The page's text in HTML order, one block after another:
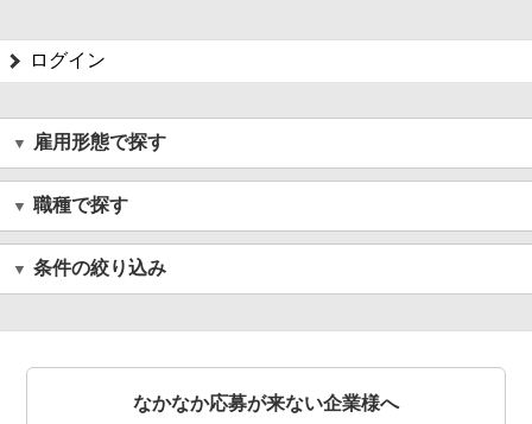
ログイン
雇用形態で探す
職種で探す
条件の絞り込み
なかなか応募が来ない企業様へ